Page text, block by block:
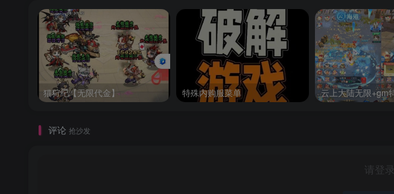
猫狩纪【无限代金】 特殊内购服菜单 云上大陆无限+gm
评论 抢沙发
请登